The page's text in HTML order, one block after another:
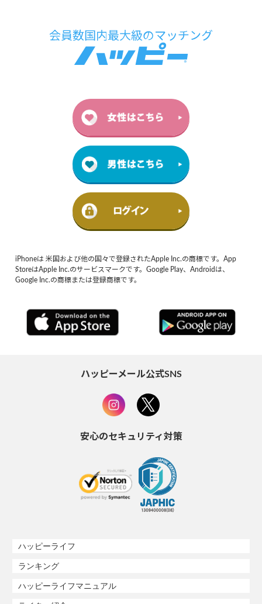
iPhoneは 米国および他の国々で登録されたApple Inc.の商標です。App
StoreはApple Inc.のサービスマークです。Google Play、Androidは、
Google Inc.の商標または登録商標です。
ハッピーメール公式SNS
安心のセキュリティ対策
ハッピーライフ
ランキング
ハッピーライフマニュアル